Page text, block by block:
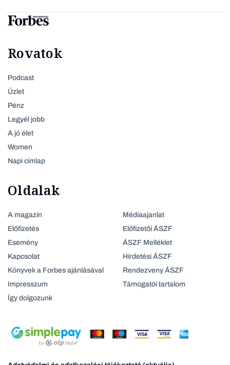
Rovatok
Podcast
Üzlet
Pénz
Legyél jobb
A jó élet
Women
Napi címlap
Oldalak
A magazin
Előfizetés
Esemény
Kapcsolat
Könyvek a Forbes ajánlásával
Impresszum
Így dolgozunk
Médiaajanlat
Előfizetői ÁSZF
ÁSZF Melléklet
Hirdetési ÁSZF
Rendezveny ÁSZF
Támogatói tartalom